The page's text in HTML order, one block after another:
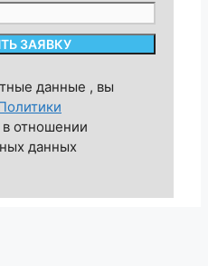
данные , вы
в отношении
данных